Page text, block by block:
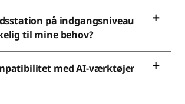
på indgangsniveau
til mine behov?
med AI-værktøjer